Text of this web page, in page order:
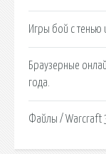
Игры бой с тенью
Браузерные
года.
Файлы / Warcraft